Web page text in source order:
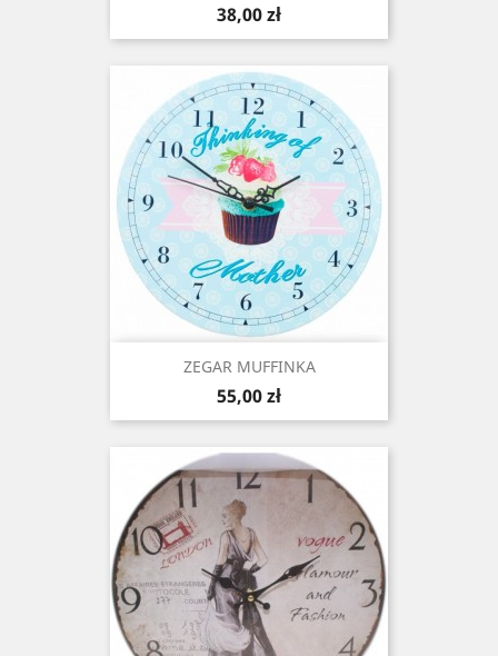
Cena
38,00 zł
ZEGAR MUFFINKA
Cena
55,00 zł